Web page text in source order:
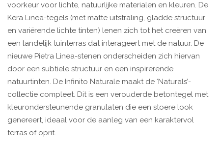
voorkeur voor lichte, natuurlijke materialen en kleuren. De
Kera Linea-tegels (met matte uitstraling, gladde structuur
en variërende lichte tinten) lenen zich tot het creëren van
een landelijk tuinterras dat interageert met de natuur. De
nieuwe Pietra Linea-stenen onderscheiden zich hiervan
door een subtiele structuur en een inspirerende
natuurtinten. De Infinito Naturale maakt de ‘Naturals’-
collectie compleet. Dit is een verouderde betontegel met
kleurondersteunende granulaten die een stoere look
genereert, ideaal voor de aanleg van een karaktervol
terras of oprit.